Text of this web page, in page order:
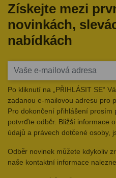
Získejte mezi
novinkách,
nabídkách
Po kliknutí na „PŘIHLÁSIT SE“
zadanou e-mailovou adresu pro
Pro dokončení přihlášení prosím
potvrďte odběr. Bližší informace
údajů a právech dotčené osoby,
Odběr novinek můžete kdykoliv
naše kontaktní informace